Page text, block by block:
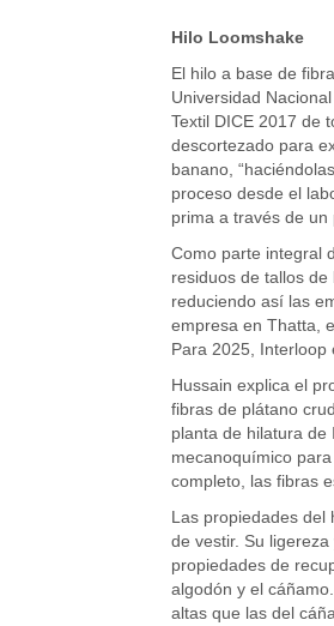
Hilo Loomshake
El hilo a base de
Universidad
Textil DICE 2017 de
descortezado para
banano,
proceso desde el
prima a través de un
Como parte integral
residuos de tallos
reduciendo así las
empresa en Thatta,
Para 2025, Interloop
Hussain explica el
fibras de plátano
planta de hilatura
mecanoquímico
completo, las fibras
Las propiedades del
de vestir. Su
propiedades de
algodón y el
altas que las del